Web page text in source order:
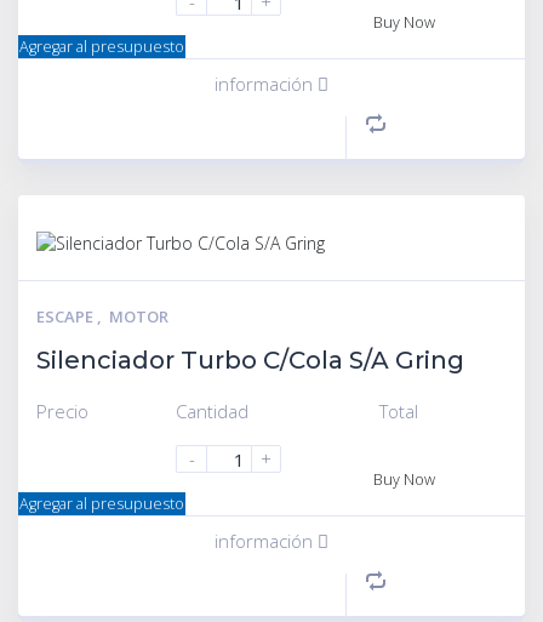
Buy Now
Agregar al presupuesto
información
ESCAPE , MOTOR
Silenciador Turbo C/Cola S/A Gring
Precio
Cantidad
-
+
Total
Buy Now
Agregar al presupuesto
información